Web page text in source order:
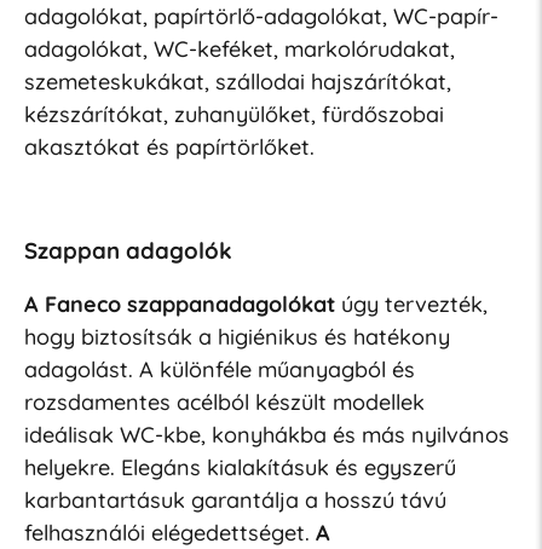
adagolókat, papírtörlő-adagolókat, WC-papír-
adagolókat, WC-keféket, markolórudakat,
szemeteskukákat, szállodai hajszárítókat,
kézszárítókat, zuhanyülőket, fürdőszobai
akasztókat és papírtörlőket.
Szappan adagolók
A Faneco szappanadagolókatúgy tervezték,
hogy biztosítsák a higiénikus és hatékony
adagolást. A különféle műanyagból és
rozsdamentes acélból készült modellek
ideálisak WC-kbe, konyhákba és más nyilvános
helyekre. Elegáns kialakításuk és egyszerű
karbantartásuk garantálja a hosszú távú
felhasználói elégedettséget. A